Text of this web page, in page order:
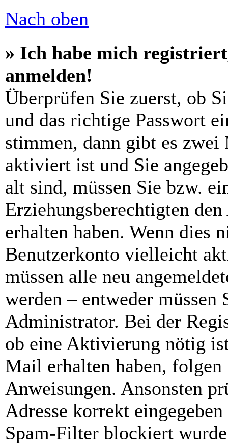
Nach oben
» Ich habe mich
anmelden!
Überprüfen Sie zuerst, ob
und das richtige Passwort
stimmen, dann gibt es
aktiviert ist und Sie
alt sind, müssen Sie bzw.
Erziehungsberechtigten
erhalten haben. Wenn dies
Benutzerkonto vielleicht
müssen alle neu
werden – entweder müssen
Administrator. Bei der
ob eine Aktivierung nötig
Mail erhalten haben, folgen
Anweisungen. Ansonsten
Adresse korrekt
Spam-Filter blockiert